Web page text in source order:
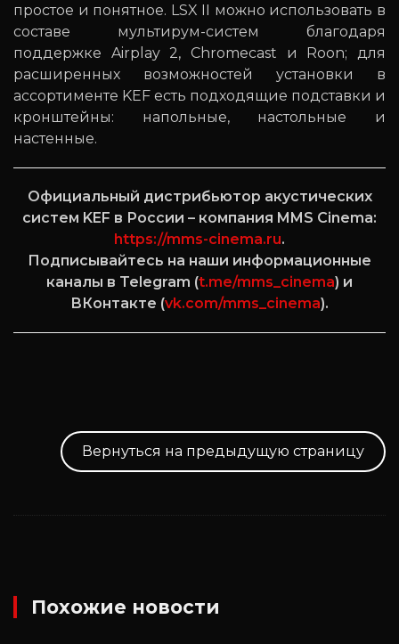
простое и понятное. LSX II можно использовать в
составе мультирум-систем благодаря
поддержке Airplay 2, Chromecast и Roon; для
расширенных возможностей установки в
ассортименте KEF есть подходящие подставки и
кронштейны: напольные, настольные и
настенные.
Официальный дистрибьютор акустических
систем KEF в России – компания MMS Cinema:
https://mms-cinema.ru.
Подписывайтесь на наши информационные
каналы в Telegram (t.me/mms_cinema) и
ВКонтакте (vk.com/mms_cinema).
Вернуться на предыдущую страницу
Похожие новости